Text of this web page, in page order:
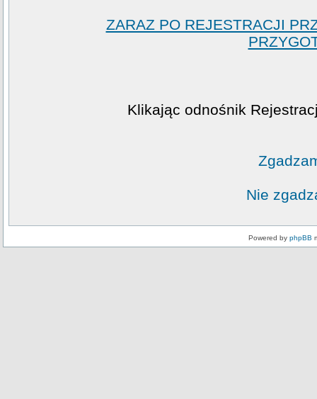
ZARAZ PO REJESTRACJI
Klikając odnośnik
Nie
Powered by phpBB